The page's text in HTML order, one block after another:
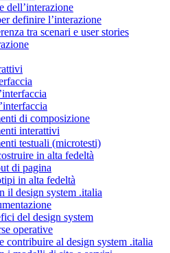
dell’interazione
definire l’interazione
tra scenari e user stories
di composizione
interattivi
testuali (microtesti)
in alta fedeltà
di pagina
in alta fedeltà
il design system .italia
del design system
operative
contribuire al design system .italia